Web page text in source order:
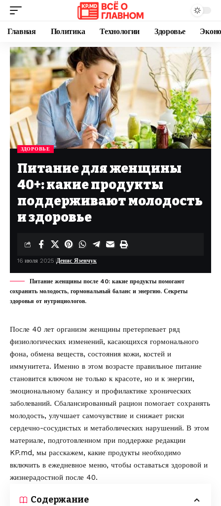
Главная Политика Технологии Здоровье
ЗДОРОВЬЕ
Питание для женщины
40+: какие продукты
поддерживают молодость
и здоровье
16 июля 2025 Денис Язенчук
Питание женщины после 40: какие продукты помогают
сохранить молодость, гормональный баланс и энергию. Секреты
здоровья от нутрициологов.
После 40 лет организм женщины претерпевает ряд
физиологических изменений, касающихся гормонального
фона, обмена веществ, состояния кожи, костей и
иммунитета. Именно в этом возрасте правильное питание
становится ключом не только к красоте, но и к энергии,
эмоциональному балансу и профилактике хронических
заболеваний. Сбалансированный рацион помогает сохранять
молодость, улучшает самочувствие и снижает риски
сердечно-сосудистых и метаболических нарушений. В этом
материале, подготовленном при поддержке редакции
KP.md, мы расскажем, какие продукты необходимо
включить в ежедневное меню, чтобы оставаться здоровой и
жизнерадостной после 40.
Содержание